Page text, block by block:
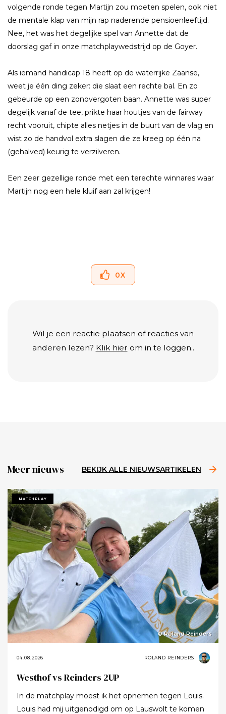
volgende ronde tegen Martijn zou moeten spelen, ook niet
de mentale klap van mijn rap naderende pensioenleeftijd.
Nee, het was het degelijke spel van Annette dat de
doorslag gaf in onze matchplaywedstrijd op de Goyer.
Als iemand handicap 18 heeft op de waterrijke Zaanse,
weet je één ding zeker: die slaat een rechte bal. En zo
gebeurde op een zonovergoten baan. Annette was super
degelijk vanaf de tee, prikte haar houtjes van de fairway
recht vooruit, chipte alles netjes in de buurt van de vlag en
wist zo de handvol extra slagen die ze kreeg op één na
(gehalved) keurig te verzilveren.
Een zeer gezellige ronde met een terechte winnares waar
Martijn nog een hele kluif aan zal krijgen!
0X
Wil je een reactie plaatsen of reacties van
anderen lezen? Klik hier om in te loggen..
Meer nieuws BEKIJK ALLE NIEUWSARTIKELEN
MATCHPLAY
© Roland Reinders
04.08.2026 ROLAND REINDERS
Westhof vs Reinders 2UP
In de matchplay moest ik het opnemen tegen Louis.
Louis had mij uitgenodigd om op Lauswolt te komen